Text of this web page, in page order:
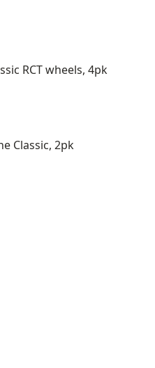
RCT wheels, 4pk
Classic, 2pk